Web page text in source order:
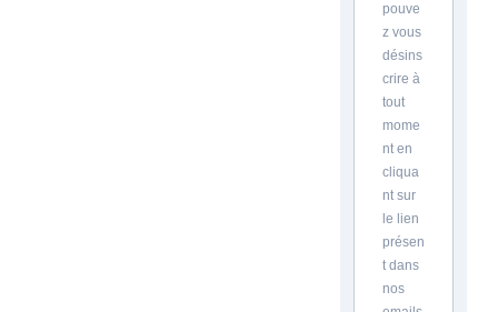
pouve
z vous
désins
crire à
tout
mome
nt en
cliqua
nt sur
le lien
présen
t dans
nos